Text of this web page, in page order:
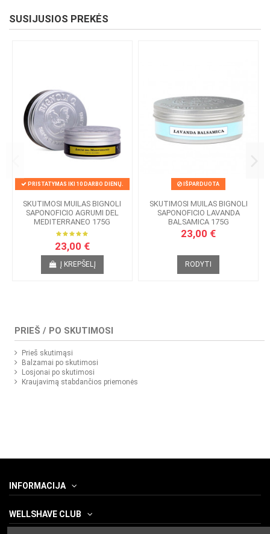
SUSIJUSIOS PREKĖS
PRISTATYMAS IKI 10 DARBO DIENŲ.
SKUTIMOSI MUILAS BIGNOLI
SAPONOFICIO AGRUMI DEL
MEDITERRANEO 175G
23,00 €
Į KREPŠELĮ
IŠPARDUOTA
SKUTIMOSI MUILAS BIGNOLI
SAPONOFICIO LAVANDA
BALSAMICA 175G
23,00 €
RODYTI
PRIEŠ / PO SKUTIMOSI
Prieš skutimąsi
Balzamai po skutimosi
Losjonai po skutimosi
Kraujavimą stabdančios priemonės
INFORMACIJA
WELLSHAVE CLUB